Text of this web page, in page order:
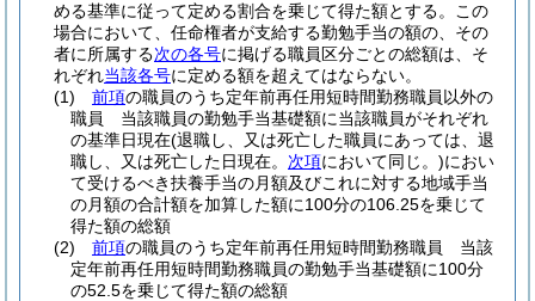
める基準に従って定める割合を乗じて得た額とする。
この
場合において、任命権者が支給する勤勉手当の額の、その
者に所属する次の各号に掲げる職員区分ごとの総額は、そ
れぞれ当該各号に定める額を超えてはならない。
(1)
前項の職員のうち定年前再任用短時間勤務職員以外の
職員 当該職員の勤勉手当基礎額に当該職員がそれぞれ
の基準日現在(退職し、又は死亡した職員にあっては、退
職し、又は死亡した日現在。 次項において同じ。)におい
て受けるべき扶養手当の月額及びこれに対する地域手当
の月額の合計額を加算した額に100分の106.25を乗じて
得た額の総額
(2)
前項の職員のうち定年前再任用短時間勤務職員 当該
定年前再任用短時間勤務職員の勤勉手当基礎額に100分
の52.5を乗じて得た額の総額